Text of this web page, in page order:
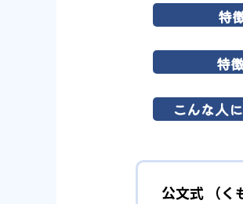
特
特
こんな人
公文式 （く